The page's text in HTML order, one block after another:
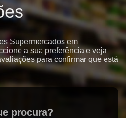
Supermercados em
a sua preferência e veja
para confirmar que está
procura?